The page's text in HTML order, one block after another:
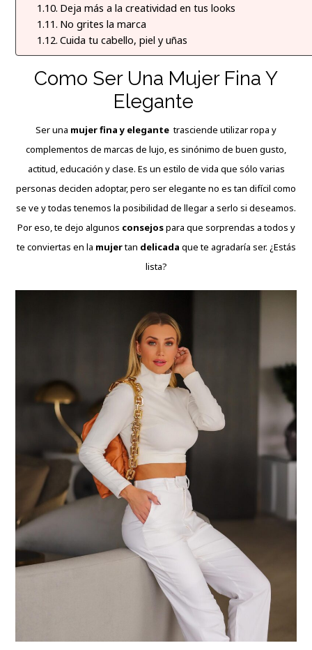
Deja más a la creatividad en tus looks
No grites la marca
Cuida tu cabello, piel y uñas
Como Ser Una Mujer Fina Y
Elegante
Ser una mujer fina y elegante trasciende utilizar ropa y
complementos de marcas de lujo, es sinónimo de buen gusto,
actitud, educación y clase. Es un estilo de vida que sólo varias
personas deciden adoptar, pero ser elegante no es tan difícil como
se ve y todas tenemos la posibilidad de llegar a serlo si deseamos.
Por eso, te dejo algunos consejospara que sorprendas a todos y
te conviertas en la mujertan delicada que te agradaría ser. ¿Estás
lista?